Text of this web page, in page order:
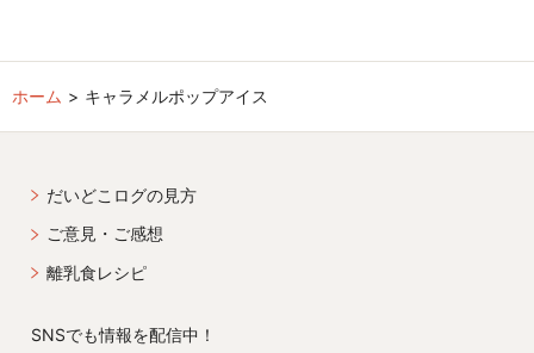
ホーム キャラメルポップアイス
だいどこログの見方
ご意見・ご感想
離乳食レシピ
SNSでも情報を配信中！